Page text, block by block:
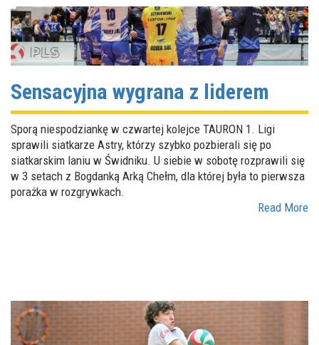
Sensacyjna wygrana z liderem
Sporą niespodziankę w czwartej kolejce TAURON 1. Ligi
sprawili siatkarze Astry, którzy szybko pozbierali się po
siatkarskim laniu w Świdniku. U siebie w sobotę rozprawili się
w 3 setach z Bogdanką Arką Chełm, dla której była to pierwsza
porażka w rozgrywkach.
Read More